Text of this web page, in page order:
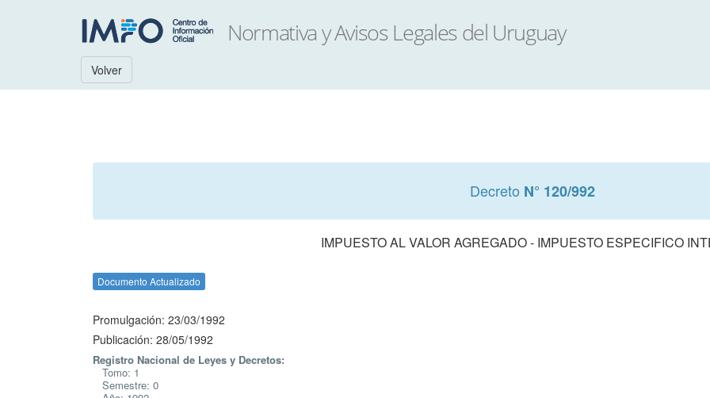
Volver
Decreto N° 120/992
IMPUESTO AL VALOR AGREGADO - IMPUESTO ESPECIFICO
Documento Actualizado
Promulgación: 23/03/1992
Publicación: 28/05/1992
Registro Nacional de Leyes y Decretos:
Tomo: 1
Semestre: 0